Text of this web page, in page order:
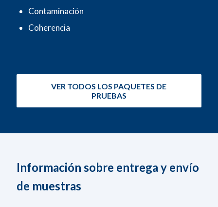
Contaminación
Coherencia
VER TODOS LOS PAQUETES DE
PRUEBAS
Información sobre entrega y envío
de muestras